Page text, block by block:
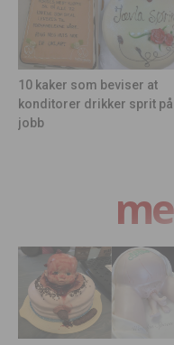
10 kaker som beviser at
konditorer drikker sprit på
jobb